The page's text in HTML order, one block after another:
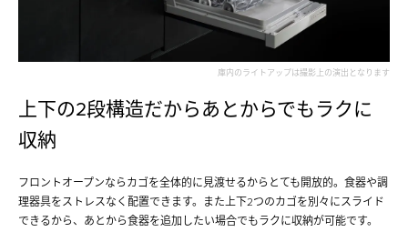
庫内のライトアップは撮影上の演出となります
上下の2段構造だからあとからでもラクに
収納
フロントオープンならカゴを全体的に見渡せるからとても開放的。食器や調
理器具をストレスなく配置できます。また上下2つのカゴを別々にスライド
できるから、あとから食器を追加したい場合でもラクに収納が可能です。